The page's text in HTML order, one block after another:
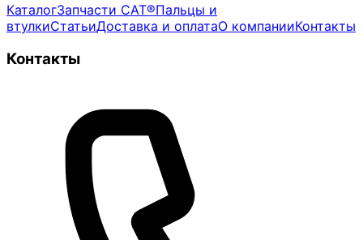
КаталогЗапчасти CAT®Пальцы и
втулкиСтатьиДоставка и оплатаО компанииКонтакты
Контакты